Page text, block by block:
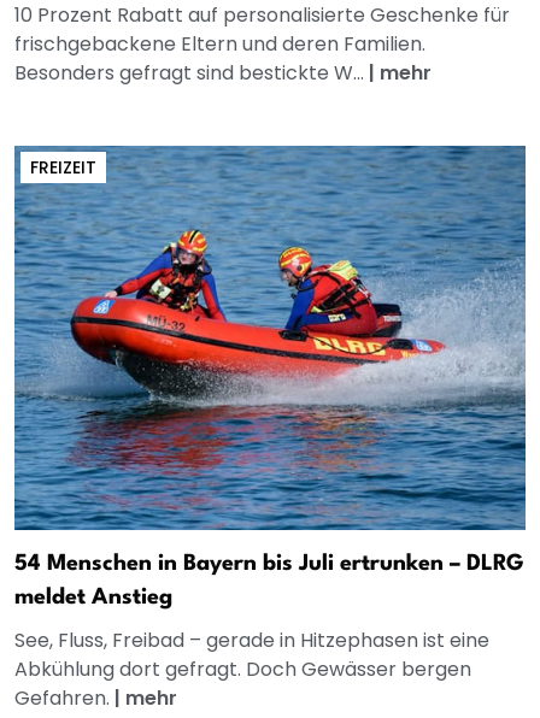
10 Prozent Rabatt auf personalisierte Geschenke für
frischgebackene Eltern und deren Familien.
Besonders gefragt sind bestickte W... | mehr
FREIZEIT
54 Menschen in Bayern bis Juli ertrunken – DLRG
meldet Anstieg
See, Fluss, Freibad – gerade in Hitzephasen ist eine
Abkühlung dort gefragt. Doch Gewässer bergen
Gefahren. | mehr